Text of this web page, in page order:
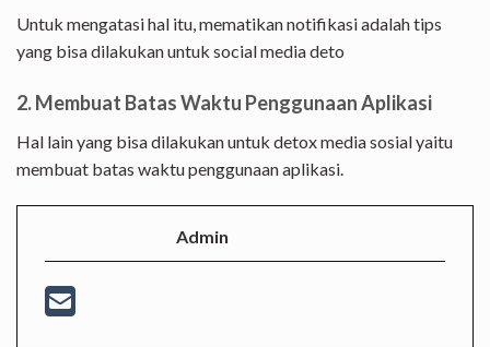
Untuk mengatasi hal itu, mematikan notifikasi adalah tips
yang bisa dilakukan untuk social media deto
2. Membuat Batas Waktu Penggunaan Aplikasi
Hal lain yang bisa dilakukan untuk detox media sosial yaitu
membuat batas waktu penggunaan aplikasi.
Admin